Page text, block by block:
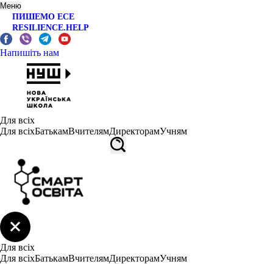
Меню
ПИШЕМО ЕСЕ
RESILIENCE.HELP
Напишіть нам
Для всіх
Для всіхБатькамВчителямДиректорамУчням
Для всіх
Для всіхБатькамВчителямДиректорамУчням